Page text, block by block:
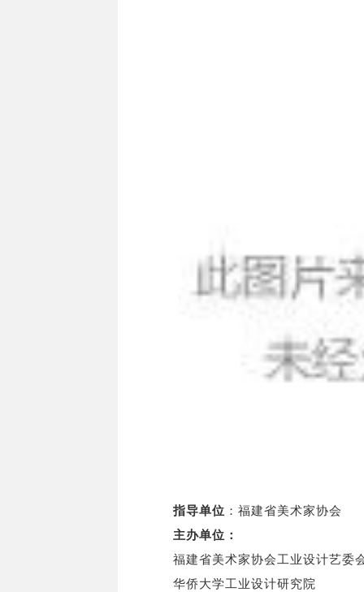
指导单位 ：福建省美术家协会
主办单位：
福建省美术家协会工业设计艺委
华侨大学工业设计研究院